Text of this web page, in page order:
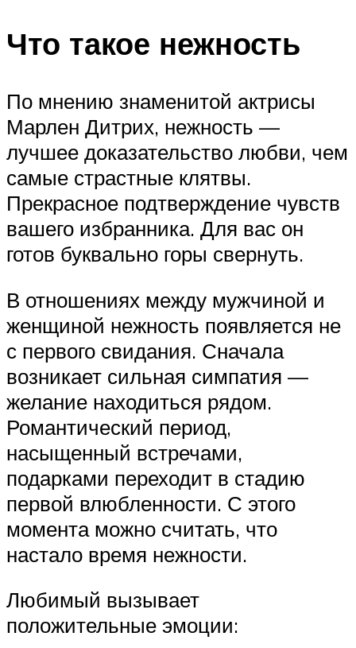
Что такое нежность
По мнению знаменитой актрисы
Марлен Дитрих, нежность —
лучшее доказательство любви, чем
самые страстные клятвы.
Прекрасное подтверждение чувств
вашего избранника. Для вас он
готов буквально горы свернуть.
В отношениях между мужчиной и
женщиной нежность появляется не
с первого свидания. Сначала
возникает сильная симпатия —
желание находиться рядом.
Романтический период,
насыщенный встречами,
подарками переходит в стадию
первой влюбленности. С этого
момента можно считать, что
настало время нежности.
Любимый вызывает
положительные эмоции: